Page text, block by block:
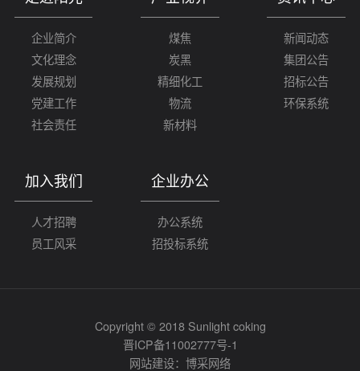
企业简介
文化理念
发展规划
党建工作
社会责任
煤焦
炭黑
精细化工
物流
新材料
新闻动态
集团公告
招标公告
环保系统
加入我们
人才招聘
员工风采
企业办公
办公系统
招投标系统
Copyright © 2018 Sunlight coking
晋ICP备11002777号-1
网站建设： 博采网络